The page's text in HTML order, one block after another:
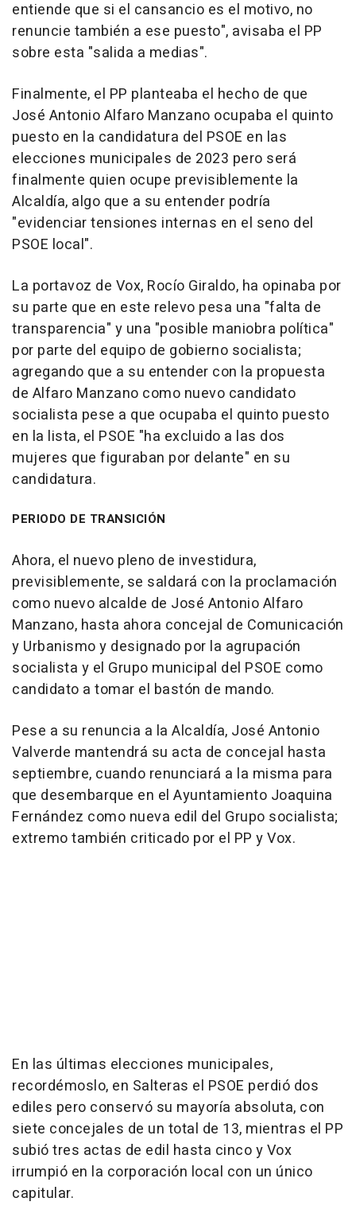
entiende que si el cansancio es el motivo, no
renuncie también a ese puesto", avisaba el PP
sobre esta "salida a medias".
Finalmente, el PP planteaba el hecho de que
José Antonio Alfaro Manzano ocupaba el quinto
puesto en la candidatura del PSOE en las
elecciones municipales de 2023 pero será
finalmente quien ocupe previsiblemente la
Alcaldía, algo que a su entender podría
"evidenciar tensiones internas en el seno del
PSOE local".
La portavoz de Vox, Rocío Giraldo, ha opinaba por
su parte que en este relevo pesa una "falta de
transparencia" y una "posible maniobra política"
por parte del equipo de gobierno socialista;
agregando que a su entender con la propuesta
de Alfaro Manzano como nuevo candidato
socialista pese a que ocupaba el quinto puesto
en la lista, el PSOE "ha excluido a las dos
mujeres que figuraban por delante" en su
candidatura.
PERIODO DE TRANSICIÓN
Ahora, el nuevo pleno de investidura,
previsiblemente, se saldará con la proclamación
como nuevo alcalde de José Antonio Alfaro
Manzano, hasta ahora concejal de Comunicación
y Urbanismo y designado por la agrupación
socialista y el Grupo municipal del PSOE como
candidato a tomar el bastón de mando.
Pese a su renuncia a la Alcaldía, José Antonio
Valverde mantendrá su acta de concejal hasta
septiembre, cuando renunciará a la misma para
que desembarque en el Ayuntamiento Joaquina
Fernández como nueva edil del Grupo socialista;
extremo también criticado por el PP y Vox.
En las últimas elecciones municipales,
recordémoslo, en Salteras el PSOE perdió dos
ediles pero conservó su mayoría absoluta, con
siete concejales de un total de 13, mientras el PP
subió tres actas de edil hasta cinco y Vox
irrumpió en la corporación local con un único
capitular.